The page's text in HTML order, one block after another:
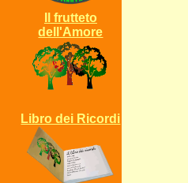
Il frutteto
dell'Amore
Libro dei Ricordi